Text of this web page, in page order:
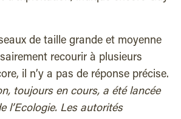
de taille grande et moyenne
recourir à plusieurs
il n’y a pas de réponse précise.
toujours en cours, a été lancée
l’Ecologie. Les autorités